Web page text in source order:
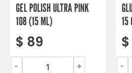
GEL POLISH ULTRA PINK
108 (15 ML)
$ 89
- +
15
$
-